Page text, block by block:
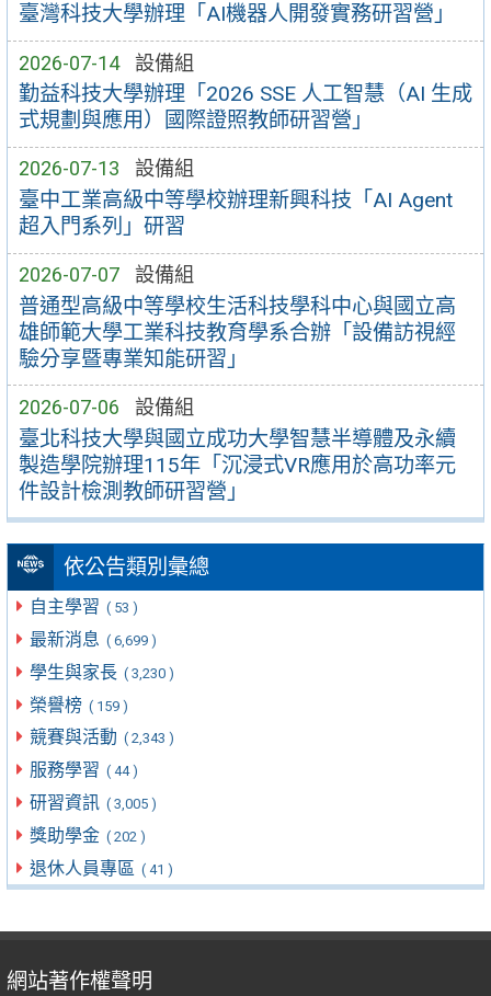
臺灣科技大學辦理「AI機器人開發實務研習營」
2026-07-14 設備組
勤益科技大學辦理「2026 SSE 人工智慧（AI 生成
式規劃與應用）國際證照教師研習營」
2026-07-13 設備組
臺中工業高級中等學校辦理新興科技「AI Agent
超入門系列」研習
2026-07-07 設備組
普通型高級中等學校生活科技學科中心與國立高
雄師範大學工業科技教育學系合辦「設備訪視經
驗分享暨專業知能研習」
2026-07-06 設備組
臺北科技大學與國立成功大學智慧半導體及永續
製造學院辦理115年「沉浸式VR應用於高功率元
件設計檢測教師研習營」
依公告類別彙總
自主學習 ( 53 )
最新消息 ( 6,699 )
學生與家長 ( 3,230 )
榮譽榜 ( 159 )
競賽與活動 ( 2,343 )
服務學習 ( 44 )
研習資訊 ( 3,005 )
獎助學金 ( 202 )
退休人員專區 ( 41 )
網站著作權聲明